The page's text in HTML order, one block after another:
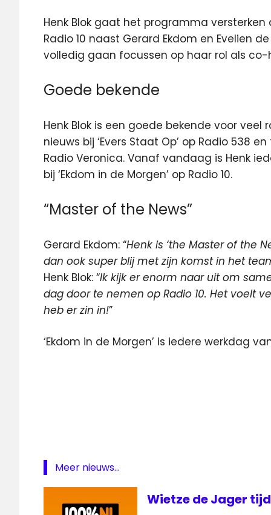
Henk Blok gaat het programma
Radio 10 naast Gerard Ekdom en Evelien de
volledig gaan focussen op haar rol als co-
Goede bekende
Henk Blok is een goede bekende voor
nieuws bij ‘Evers Staat Op’ op Radio 538
Radio Veronica. Vanaf vandaag is Henk
bij ‘Ekdom in de Morgen’ op Radio 10.
“Master of the News”
Gerard Ekdom: “Henk is ‘the Master of the
dan ook super blij met zijn komst in het
Henk Blok: “Ik kijk er enorm naar uit om
dag door te nemen op Radio 10. Het voelt
heb er zin in!”
‘Ekdom in de Morgen’ is iedere werkdag
Meer nieuws...
Wietze de Jager